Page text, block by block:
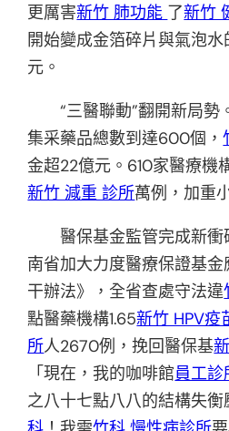
更厲害新竹 肺功能 了新竹
開始變成金箔碎片與氣泡水
元。
“三醫聯動”翻開新局勢
集采藥品總數到達600個，
金超22億元。610家醫療機
新竹 減重 診所萬例，加重
醫保基金監管完成新
南省加大力度醫療保證基
干辦法》，全省查處守法違
點醫藥機構1.65新竹 HPV疫
所人2670例，挽回醫保基
「現在，我的咖啡館員工診
之八十七點八八的結構失衡